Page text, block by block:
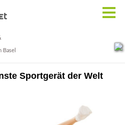
Sportgerät der Welt